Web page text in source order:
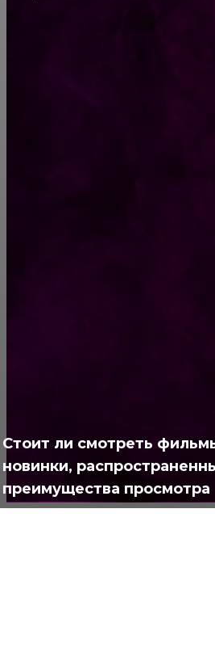
Стоит ли смотреть
новинки,
преимущества просмотра
Полезно373